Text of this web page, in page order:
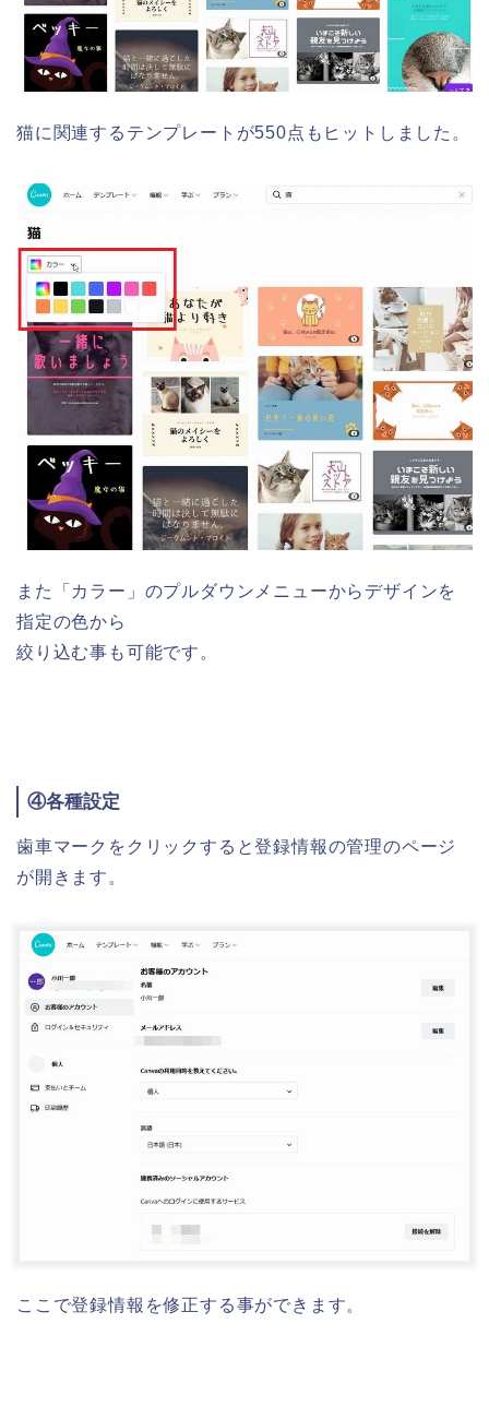
猫に関連するテンプレートが550点もヒットしました。
また「カラー」のプルダウンメニューからデザインを
指定の色から
絞り込む事も可能です。
④各種設定
歯車マークをクリックすると登録情報の管理のページ
が開きます。
ここで登録情報を修正する事ができます。